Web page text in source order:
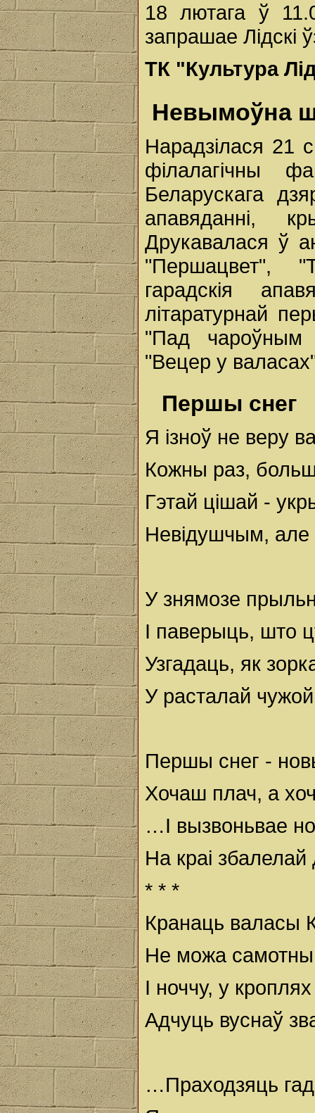
18 лютага ў
запрашае Лідскі
ТК "Культура
Невымоўна
Нарадзілася 21
філалагічны
Беларускага
апавяданні,
Друкавалася ў
"Першацвет",
гарадскія
літаратурнай
"Пад чароўным
"Вецер у
Першы снег
Я ізноў не веру
Кожны раз,
Гэтай цішай -
Невідушчым,
У знямозе
І паверыць, што
Узгадаць, як
У расталай
Першы снег -
Хочаш плач, а
…І вызвоньвае
На краі
* * *
Кранаць валасы
Не можа
І ноччу, у
Адчуць вуснаў
…Праходзяць